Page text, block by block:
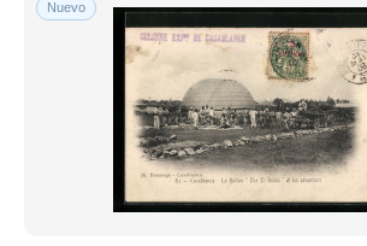
Sólo con descuento
Envío gratis
Métodos de pago
PayPal
Transferencia bancaria
Visa
Mastercard
Nuevo